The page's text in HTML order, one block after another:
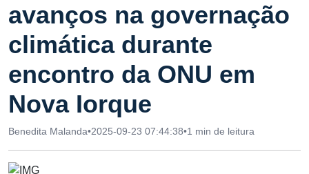
avanços na governação
climática durante
encontro da ONU em
Nova Iorque
Benedita Malanda•2025-09-23 07:44:38•1 min de leitura